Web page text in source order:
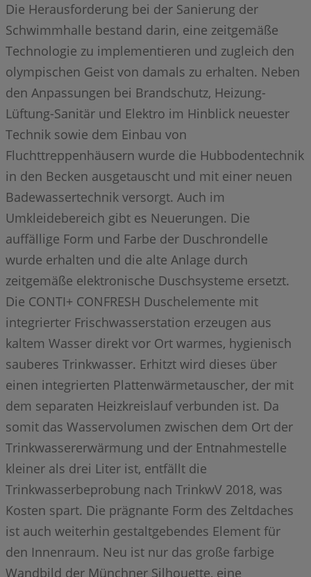
Die Herausforderung bei der Sanierung der
Schwimmhalle bestand darin, eine zeitgemäße
Technologie zu implementieren und zugleich den
olympischen Geist von damals zu erhalten. Neben
den Anpassungen bei Brandschutz, Heizung-
Lüftung-Sanitär und Elektro im Hinblick neuester
Technik sowie dem Einbau von
Fluchttreppenhäusern wurde die Hubbodentechnik
in den Becken ausgetauscht und mit einer neuen
Badewassertechnik versorgt. Auch im
Umkleidebereich gibt es Neuerungen. Die
auffällige Form und Farbe der Duschrondelle
wurde erhalten und die alte Anlage durch
zeitgemäße elektronische Duschsysteme ersetzt.
Die CONTI+ CONFRESH Duschelemente mit
integrierter Frischwasserstation erzeugen aus
kaltem Wasser direkt vor Ort warmes, hygienisch
sauberes Trinkwasser. Erhitzt wird dieses über
einen integrierten Plattenwärmetauscher, der mit
dem separaten Heizkreislauf verbunden ist. Da
somit das Wasservolumen zwischen dem Ort der
Trinkwassererwärmung und der Entnahmestelle
kleiner als drei Liter ist, entfällt die
Trinkwasserbeprobung nach TrinkwV 2018, was
Kosten spart. Die prägnante Form des Zeltdaches
ist auch weiterhin gestaltgebendes Element für
den Innenraum. Neu ist nur das große farbige
Wandbild der Münchner Silhouette, eine